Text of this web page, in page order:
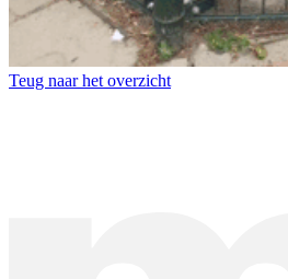
Teug naar het overzicht